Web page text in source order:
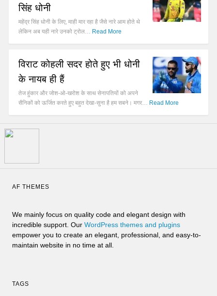
सिंह धोनी
महेंद्र सिंह धोनी के लिए, माही मार रहा है जैसे नारे आम होते थे
लेकिन अब यही नारे उनको ट्रोल… Read More
विराट कोहली सदर होते हुए भी धोनी
के नायब ही हैं
तेज हुंकार और जोश-ओ-खरोश के साथ सेनापतियों को अपने
सैनिकों को ऊर्जित करते हुए बहुत देखा-सुना है हम सबने। मगर… Read More
AF THEMES
We mainly focus on quality code and elegant design with
incredible support. Our WordPress themes and plugins
empower you to create an elegant, professional, and easy-to-
maintain website in no time at all.
TAGS